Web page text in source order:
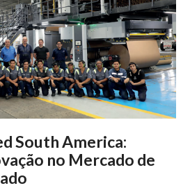
South America:
no Mercado de